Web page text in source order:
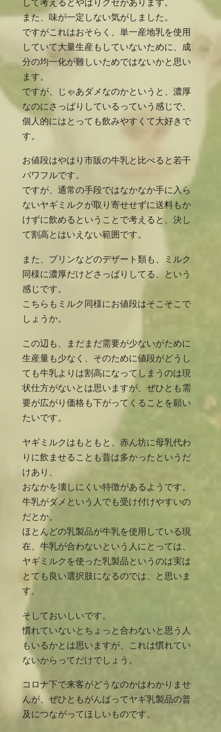
また、味が一定しない気がしました。
ですがこれはおそらく、単一産地乳を使用
していて大量生産もしていないために、成
分の均一化が難しいためではないかと思い
ます。
ですが、じゃあダメなのかというと、濃厚
なのにさっぱりしているっていう感じで、
個人的にはとっても飲みやすくて大好きで
す。
お値段はやはり市販の牛乳と比べると若干
パワフルです。
ですが、通常の手段ではなかなか手に入ら
ないヤギミルクが取り寄せせずに送料もか
けずに飲めるということで考えると、決し
て割高とはいえない範囲です。
また、プリンなどのデザート類も、ミルク
同様に濃厚だけどさっぱりしてる、という
感じです。
こちらもミルク同様にお値段はそこそこで
しょうか。
この辺も、まだまだ需要が少ないがために
生産量も少なく、そのために値段がどうし
ても牛乳よりは割高になってしまうのは現
状仕方がないとは思いますが、ぜひとも需
要が広がり価格も下がってくることを願い
たいです。
ヤギミルクはもともと、赤ん坊に母乳代わ
りに飲ませることも昔は多かったというだ
けあり、
おなかを壊しにくい特徴があるようです。
牛乳がダメという人でも受け付けやすいの
だとか。
ほとんどの乳製品が牛乳を使用している現
在、牛乳が合わないという人にとっては、
ヤギミルクを使った乳製品というのは実は
とても良い選択肢になるのでは、と思いま
す。
そしておいしいです。
慣れていないとちょっと合わないと思う人
もいるかとは思いますが、これは慣れてい
ないからってだけでしょう。
コロナ下で来客がどうなのかはわかりませ
んが、ぜひともがんばってヤギ乳製品の普
及につながってほしいものです。